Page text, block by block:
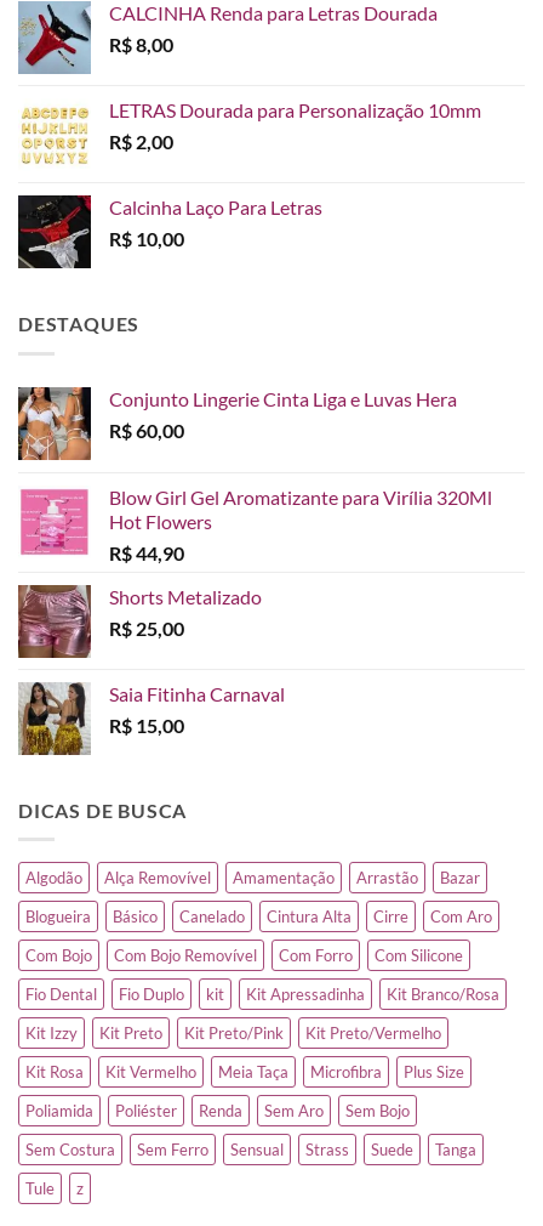
CALCINHA Renda para Letras Dourada
R$8,00
LETRAS Dourada para Personalização 10mm
R$ 2,00
Calcinha Laço Para Letras
R$ 10,00
DESTAQUES
Conjunto Lingerie Cinta Liga e Luvas Hera
R$60,00
Blow Girl Gel Aromatizante para Virília 320Ml
Hot Flowers
R$44,90
Shorts Metalizado
R$ 25,00
Saia Fitinha Carnaval
R$ 15,00
DICAS DE BUSCA
Algodão Alça Removível Amamentação Arrastão
Bazar
Blogueira
Básico Canelado Cintura Alta Cirre
Com Aro
Com Bojo
Com Bojo Removível Com Forro
Com Silicone
Fio Dental
Fio Duplo kit Kit Apressadinha
Kit Branco/Rosa
Kit Izzy
Kit Preto Kit Preto/Pink
Kit Preto/Vermelho
Kit Rosa
Kit Vermelho Meia Taça Microfibra
Plus Size
Poliamida
Poliéster Renda Sem Aro
Sem Bojo
Sem Costura
Sem Ferro Sensual Strass Suede
Tanga
Tule
z